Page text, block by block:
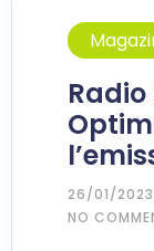
26/01/2023
NO